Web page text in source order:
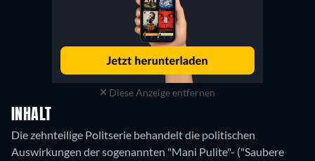
Diese Anzeige entfernen
INHALT
Die zehnteilige Politserie behandelt die politischen
Auswirkungen der sogenannten "Mani Pulite"- ("Saubere